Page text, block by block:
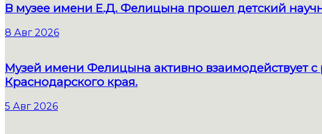
В музее имени Е.Д. Фелицына прошел детский
8 Авг 2026
Музей имени Фелицына активно взаимодействует
Краснодарского края.
5 Авг 2026